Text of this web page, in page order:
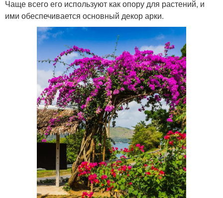
Чаще всего его используют как опору для растений, и
ими обеспечивается основный декор арки.